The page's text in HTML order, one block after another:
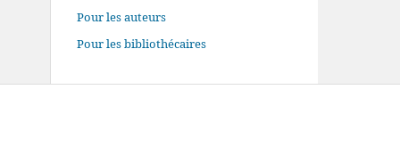
Pour les auteurs
Pour les bibliothécaires